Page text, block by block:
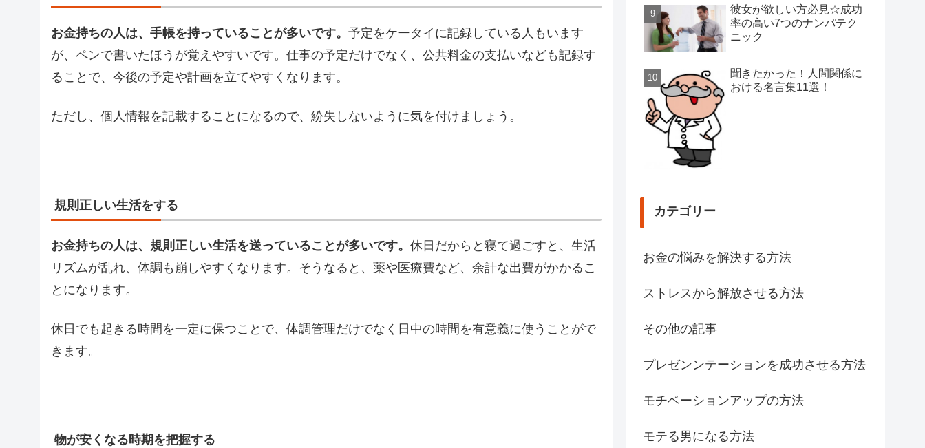
お金持ちの人は、手帳を持っていることが多いです。 予定をケータイに記録している人もいます
が、ペンで書いたほうが覚えやすいです。仕事の予定だけでなく、公共料金の支払いなども記録す
ることで、今後の予定や計画を立てやすくなります。
ただし、個人情報を記載することになるので、紛失しないように気を付けましょう。
規則正しい生活をする
お金持ちの人は、規則正しい生活を送っていることが多いです。 休日だからと寝て過ごすと、生活
リズムが乱れ、体調も崩しやすくなります。そうなると、薬や医療費など、余計な出費がかかるこ
とになります。
休日でも起きる時間を一定に保つことで、体調管理だけでなく日中の時間を有意義に使うことがで
きます。
物が安くなる時期を把握する
彼女が欲しい方必見☆成功
率の高い7つのナンパテク
ニック
聞きたかった！人間関係に
おける名言集11選！
カテゴリー
お金の悩みを解決する方法
ストレスから解放させる方法
その他の記事
プレゼンンテーションを成功させる方法
モチベーションアップの方法
モテる男になる方法